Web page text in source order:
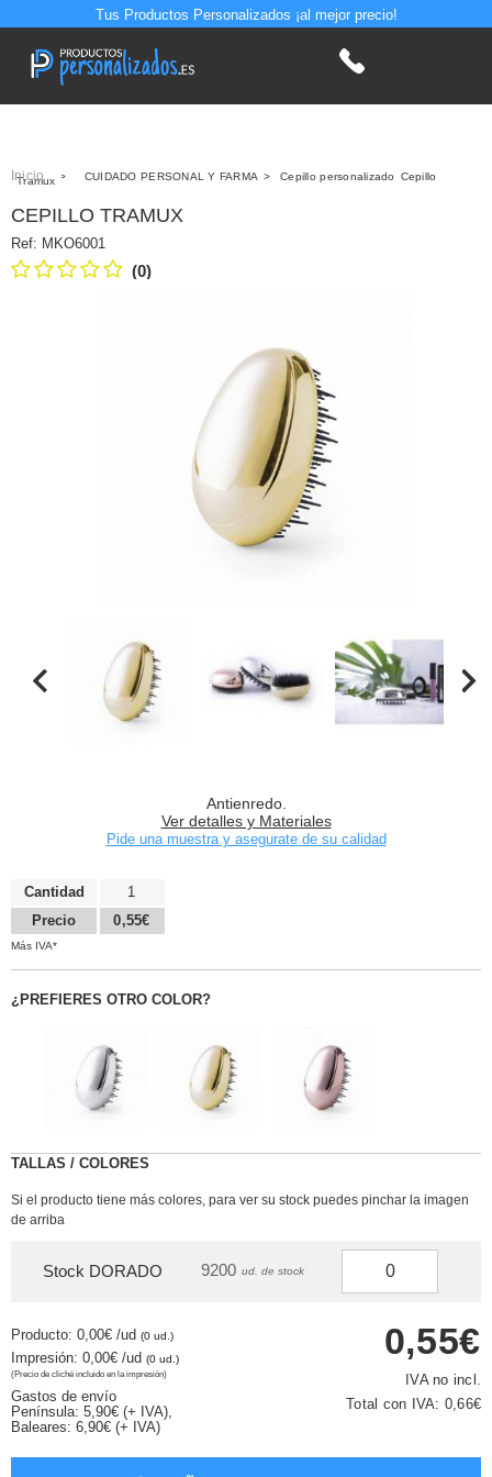
Tus Productos Personalizados ¡al mejor precio!
Inicio > CUIDADO PERSONAL Y FARMA > Cepillo personalizado Cepillo
Tramux
CEPILLO TRAMUX
Ref: MKO6001
(0)
Antienredo.
Ver detalles y Materiales
Pide una muestra y asegurate de su calidad
Cantidad
Precio
1
0,55€
Más IVA*
¿PREFIERES OTRO COLOR?
TALLAS / COLORES
Si el producto tiene más colores, para ver su stock puedes pinchar la imagen
de arriba
Stock DORADO 9200 ud. de stock
Producto: 0,00€ /ud (0 ud.)
Impresión: 0,00€ /ud (0 ud.)
(Precio de cliché incluido en la impresión)
Gastos de envío
Península: 5,90€ (+ IVA),
Baleares: 6,90€ (+ IVA)
0,55€
IVA no incl.
Total con IVA: 0,66€